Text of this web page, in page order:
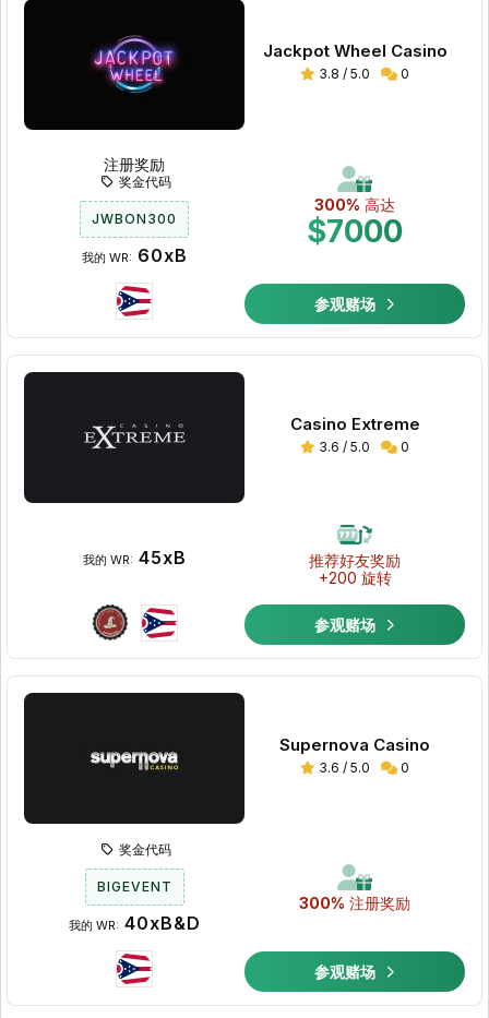
Jackpot Wheel Casino
3.8 / 5.0 0
300% 高达
$7000
注册奖励
奖金代码
JWBON300
我的 WR: 60xB
参观赌场
Casino Extreme
3.6 / 5.0 0
推荐好友奖励
+200 旋转
我的 WR: 45xB
参观赌场
Supernova Casino
3.6 / 5.0 0
300% 注册奖励
奖金代码
BIGEVENT
我的 WR: 40xB&D
参观赌场